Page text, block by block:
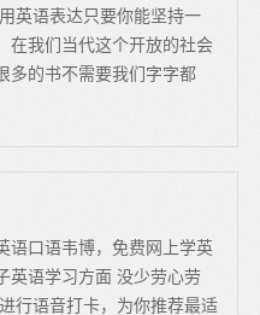
英语表达只要你能坚持一
在我们当代这个开放的社会
多的书不需要我们字字都
语口语韦博，免费网上学英
英语学习方面 没少劳心劳
行语音打卡，为你推荐最适